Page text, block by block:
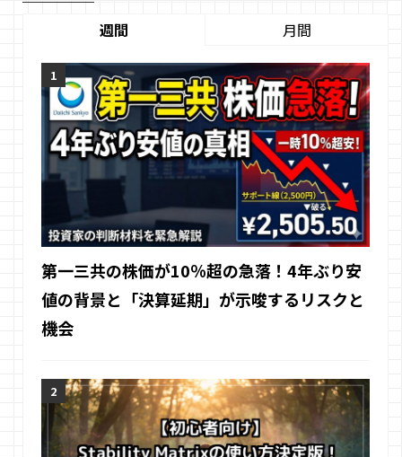
週間 月間
第一三共の株価が10％超の急落！4年ぶり安
値の背景と「決算延期」が示唆するリスクと
機会